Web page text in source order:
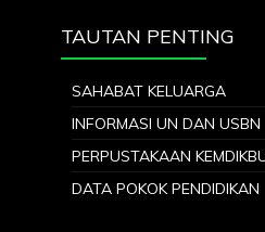
TAUTAN PENTING
SAHABAT KELUARGA
INFORMASI UN DAN USBN
PERPUSTAKAAN
DATA POKOK PENDIDIKAN